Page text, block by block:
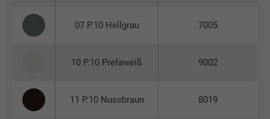
07 P.10 Hellgrau 7005
10 P.10 Prefaweiß 9002
11 P.10 Nussbraun 8019